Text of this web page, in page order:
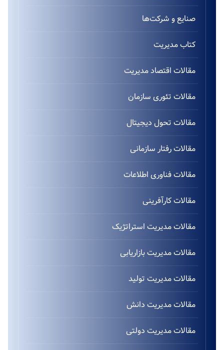
صنایع و شرکت‌ها
کتاب مدیریت
مقالات اقتصاد مدیریت
مقالات تئوری سازمان
مقالات تحول دیجیتال
مقالات رفتار سازمانی
مقالات فناوری اطلاعات
مقالات کارآفرینی
مقالات مدیریت استراتژیک
مقالات مدیریت بازاریابی
مقالات مدیریت تولید
مقالات مدیریت دانش
مقالات مدیریت دولتی